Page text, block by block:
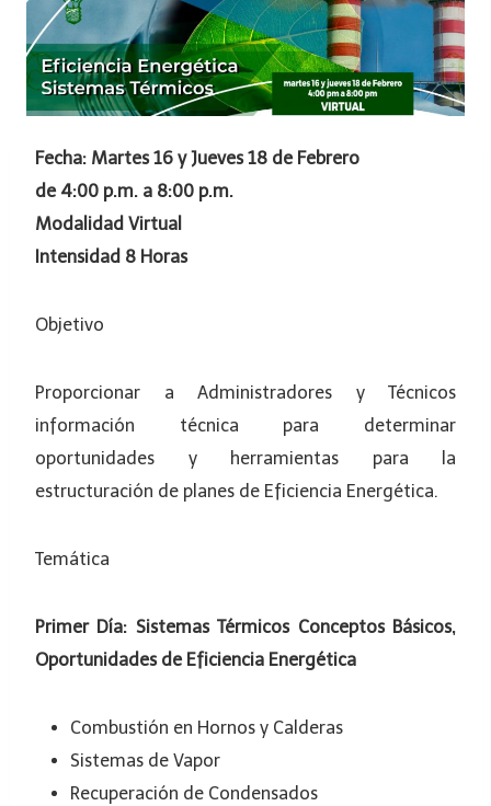
Fecha: Martes 16 y Jueves 18 de Febrero
de 4:00 p.m. a 8:00 p.m.
Modalidad Virtual
Intensidad 8 Horas
Objetivo
Proporcionar a Administradores y Técnicos
información técnica para determinar
oportunidades y herramientas para la
estructuración de planes de Eficiencia Energética.
Temática
Primer Día: Sistemas Térmicos Conceptos Básicos,
Oportunidades de Eficiencia Energética
Combustión en Hornos y Calderas
Sistemas de Vapor
Recuperación de Condensados